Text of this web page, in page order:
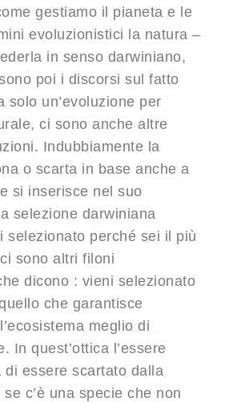
gestiamo il pianeta e le
evoluzionistici la natura –
in senso darwiniano,
poi i discorsi sul fatto
solo un’evoluzione per
ci sono anche altre
Indubbiamente la
o scarta in base anche a
si inserisce nel suo
selezione darwiniana
selezionato perché sei il più
sono altri filoni
dicono : vieni selezionato
che garantisce
meglio di
In quest’ottica l’essere
di essere scartato dalla
c’è una specie che non